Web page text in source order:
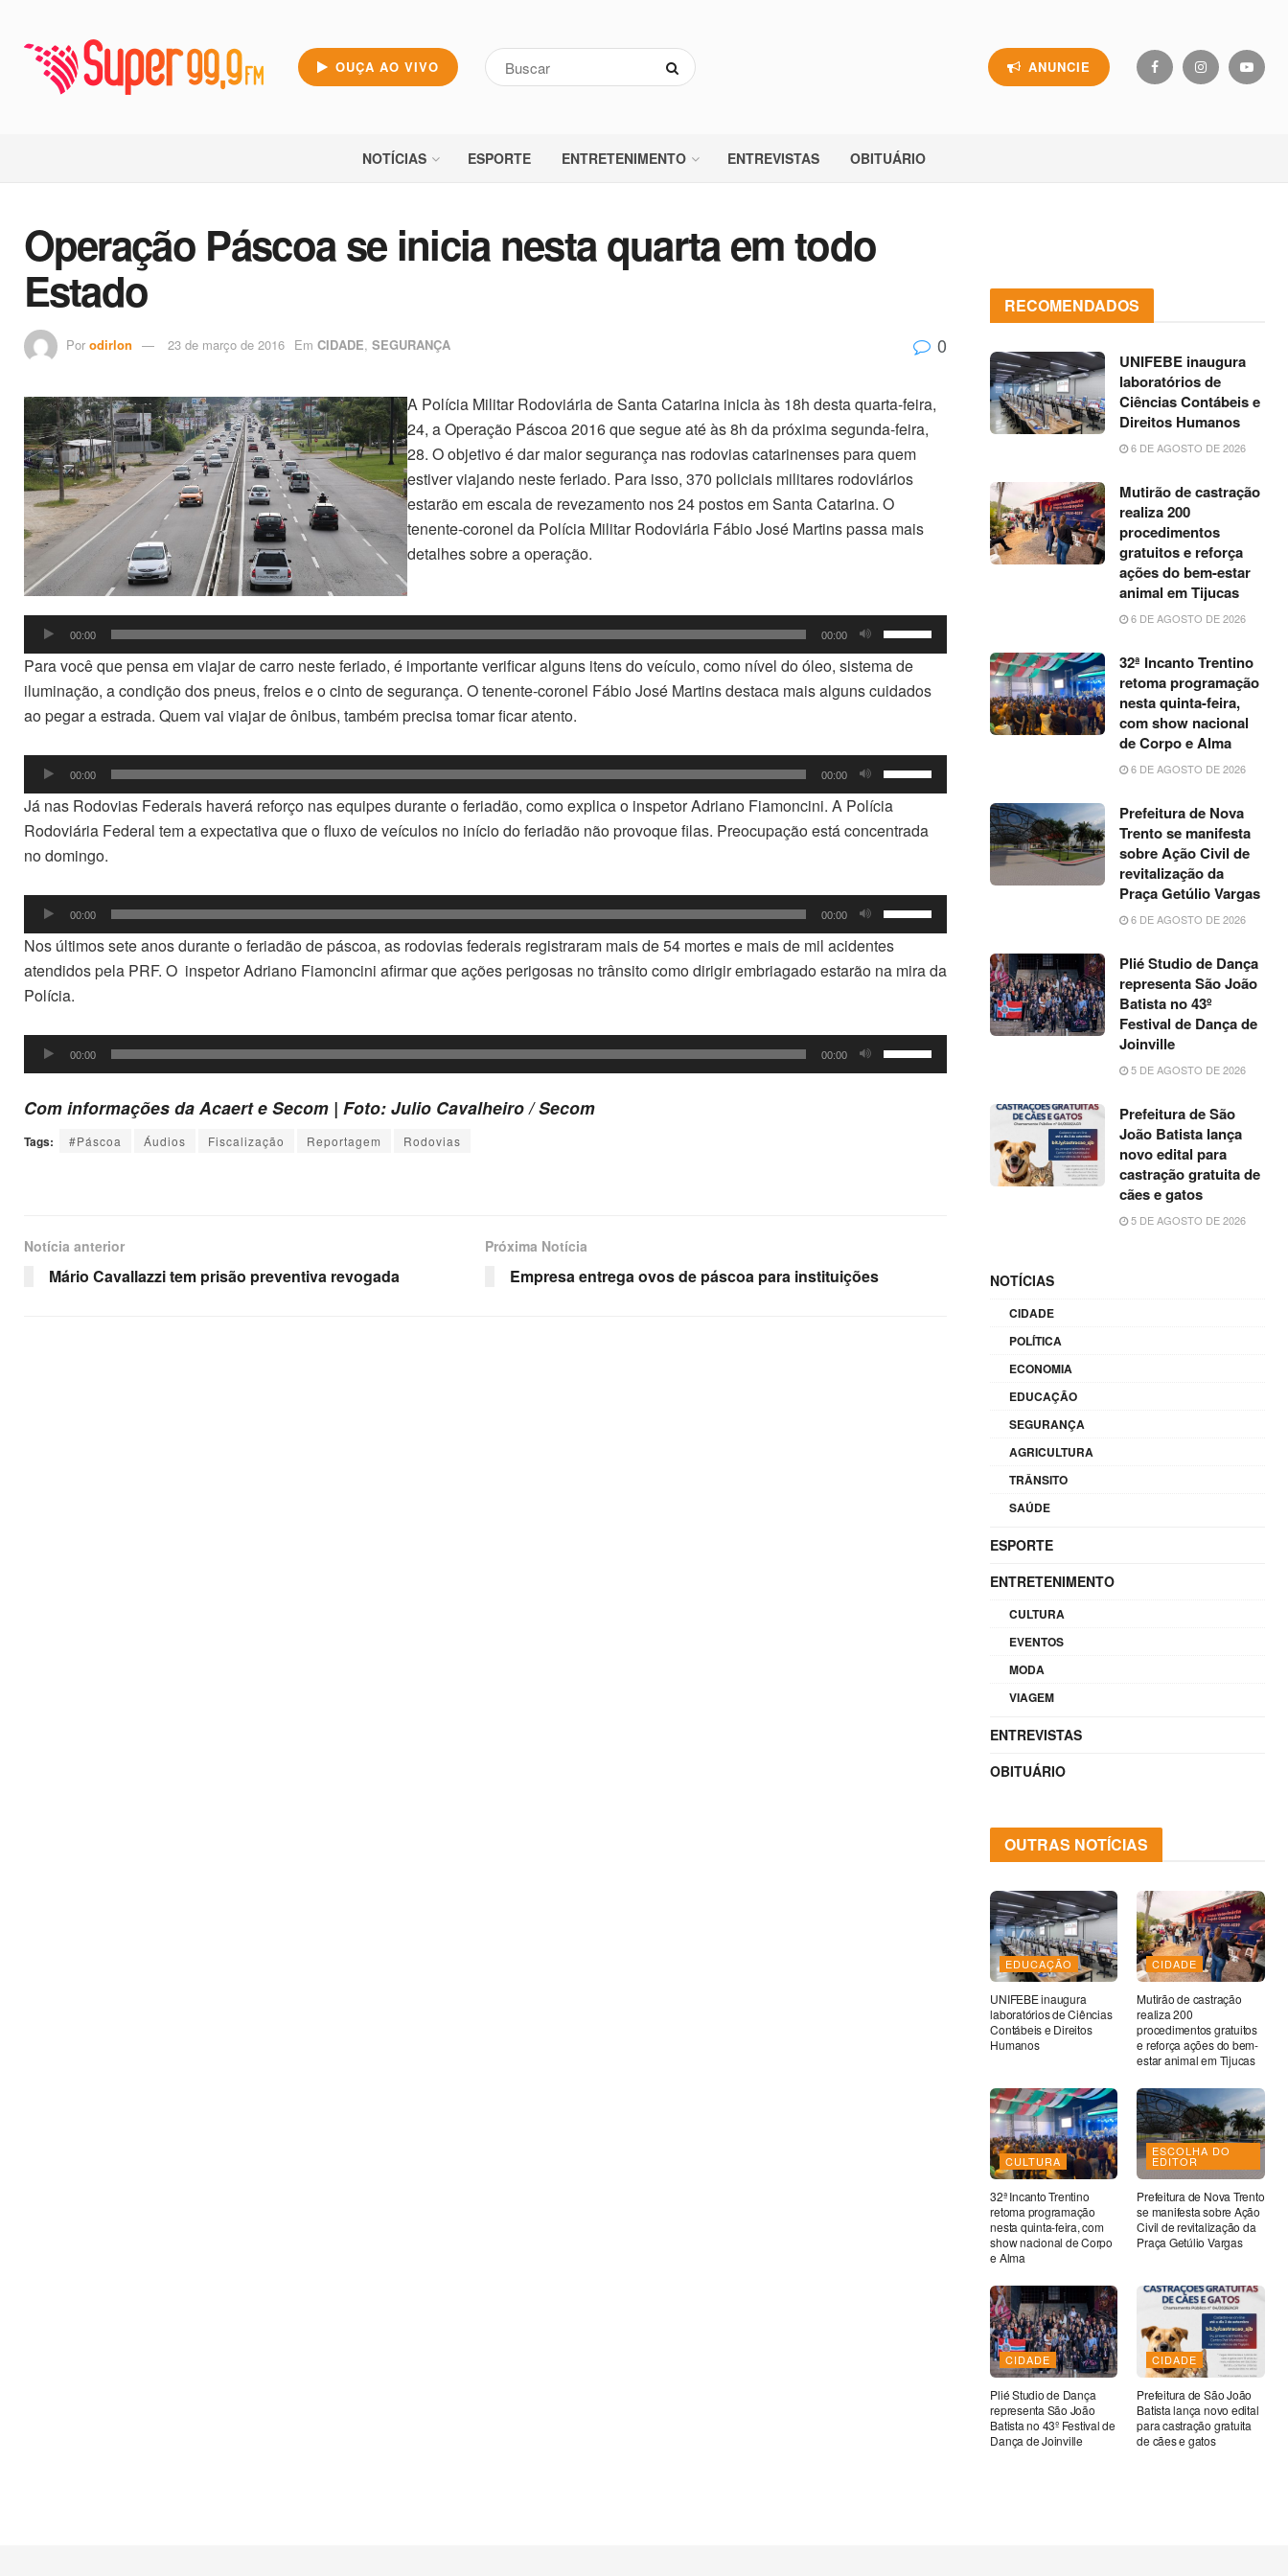
OUÇA AO VIVO ANUNCIE
NOTÍCIAS ESPORTE ENTRETENIMENTO ENTREVISTAS OBITUÁRIO
Operação Páscoa se inicia nesta quarta em todo
Estado
Por odirlon 23 de março de 2016 Em CIDADE, SEGURANÇA 0
A Polícia Militar Rodoviária de Santa Catarina inicia às 18h desta quarta-feira,
24, a Operação Páscoa 2016 que segue até às 8h da próxima segunda-feira,
28. O objetivo é dar maior segurança nas rodovias catarinenses para quem
estiver viajando neste feriado. Para isso, 370 policiais militares rodoviários
estarão em escala de revezamento nos 24 postos em Santa Catarina. O
tenente-coronel da Polícia Militar Rodoviária Fábio José Martins passa mais
detalhes sobre a operação.
de
áudio
00:00 00:00
as
setas
para
para
baixo
para
diminuir
volume.
Para você que pensa em viajar de carro neste feriado, é importante verificar alguns itens do veículo, como nível do óleo, sistema de
iluminação, a condição dos pneus, freios e o cinto de segurança. O tenente-coronel Fábio José Martins destaca mais alguns cuidados
ao pegar a estrada. Quem vai viajar de ônibus, também precisa tomar ficar atento.
Tocador
de
áudio
00:00 00:00
as
setas
para
para
baixo
para
diminuir
Já nas Rodovias Federais haverá reforço nas equipes durante o feriadão, como explica o inspetor Adriano Fiamoncini. A Polícia
Rodoviária Federal tem a expectativa que o fluxo de veículos no início do feriadão não provoque filas. Preocupação está concentrada
no domingo.
Tocador
de
áudio
00:00 00:00
as
setas
para
para
Nos últimos sete anos durante o feriadão de páscoa, as rodovias federais registraram mais de 54 mortes e mais de mil acidentes
atendidos pela PRF. O inspetor Adriano Fiamoncini afirmar que ações perigosas no trânsito como dirigir embriagado estarão na mira da
Polícia.
Tocador
de
00:00 00:00
as
Com informações da Acaert e Secom | Foto: Julio Cavalheiro / Secom
Tags: #Páscoa Áudios Fiscalização Reportagem Rodovias
Notícia anterior
Mário Cavallazzi tem prisão preventiva revogada
Próxima Notícia
Empresa entrega ovos de páscoa para instituições
RECOMENDADOS
UNIFEBE inaugura
laboratórios de
Ciências Contábeis e
Direitos Humanos
6 DE AGOSTO DE 2026
Mutirão de castração
realiza 200
procedimentos
gratuitos e reforça
ações do bem-estar
animal em Tijucas
6 DE AGOSTO DE 2026
32ª Incanto Trentino
retoma programação
nesta quinta-feira,
com show nacional
de Corpo e Alma
6 DE AGOSTO DE 2026
Prefeitura de Nova
Trento se manifesta
sobre Ação Civil de
revitalização da
Praça Getúlio Vargas
6 DE AGOSTO DE 2026
Plié Studio de Dança
representa São João
Batista no 43º
Festival de Dança de
Joinville
5 DE AGOSTO DE 2026
Prefeitura de São
João Batista lança
novo edital para
castração gratuita de
cães e gatos
5 DE AGOSTO DE 2026
NOTÍCIAS
CIDADE
POLÍTICA
ECONOMIA
EDUCAÇÃO
SEGURANÇA
AGRICULTURA
TRÂNSITO
SAÚDE
ESPORTE
ENTRETENIMENTO
CULTURA
EVENTOS
MODA
VIAGEM
ENTREVISTAS
OBITUÁRIO
OUTRAS NOTÍCIAS
EDUCAÇÃO
UNIFEBE inaugura
laboratórios de Ciências
Contábeis e Direitos
Humanos
CIDADE
Mutirão de castração
realiza 200
procedimentos gratuitos
e reforça ações do bem-
estar animal em Tijucas
CULTURA
32ª Incanto Trentino
retoma programação
nesta quinta-feira, com
show nacional de Corpo
e Alma
ESCOLHA DO
EDITOR
Prefeitura de Nova Trento
se manifesta sobre Ação
Civil de revitalização da
Praça Getúlio Vargas
CIDADE
Plié Studio de Dança
representa São João
Batista no 43º Festival de
Dança de Joinville
CIDADE
Prefeitura de São João
Batista lança novo edital
para castração gratuita
de cães e gatos